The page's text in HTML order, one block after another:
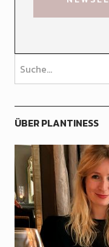
ÜBER PLANTINESS